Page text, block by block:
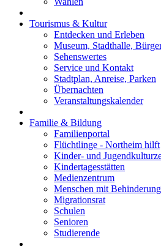
Tourismus & Kultur
Entdecken und Erleben
Museum, Stadthalle,
Sehenswertes
Service und Kontakt
Stadtplan, Anreise, Parken
Übernachten
Veranstaltungskalender
Familie & Bildung
Familienportal
Flüchtlinge - Northeim hilft
Kinder- und
Kindertagesstätten
Medienzentrum
Menschen mit Behinderung
Migrationsrat
Schulen
Senioren
Studierende